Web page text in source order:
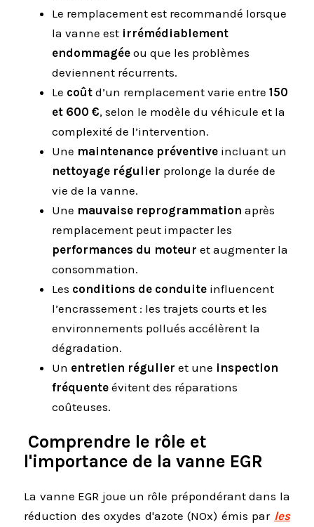
Le remplacement est recommandé lorsque
la vanne est irrémédiablement
endommagée ou que les problèmes
deviennent récurrents.
Le coût d’un remplacement varie entre150
et 600 €, selon le modèle du véhicule et la
complexité de l’intervention.
Une maintenance préventive incluant un
nettoyage régulier prolonge la durée de
vie de la vanne.
Une mauvaise reprogrammation après
remplacement peut impacter les
performances du moteur et augmenter la
consommation.
Les conditions de conduite influencent
l’encrassement : les trajets courts et les
environnements pollués accélèrent la
dégradation.
Un entretien régulier et une inspection
fréquente évitent des réparations
coûteuses.
Comprendre le rôle et
l'importance de la vanne EGR
La vanne EGR joue un rôle prépondérant dans la
réduction des oxydes d'azote (NOx) émis par les